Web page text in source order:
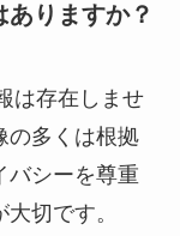
りますか？
は存在しませ
の多くは根拠
バシーを尊重
切です。